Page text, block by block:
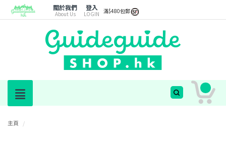
關於我們
About Us
登入
LOGIN 滿$480包郵
主頁 /